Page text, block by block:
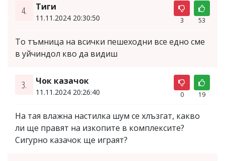
4. Тиги
11.11.2024 20:30:50 3 53
То тъмница на всички пешеходни все едно сме
в уйчиндол кво да видиш
3. Чок казачок
11.11.2024 20:26:40 0 19
На тая влажна настилка шум се хлъзгат, какво
ли ще правят на изкопите в комплексите?
Сигурно казачок ще играят?